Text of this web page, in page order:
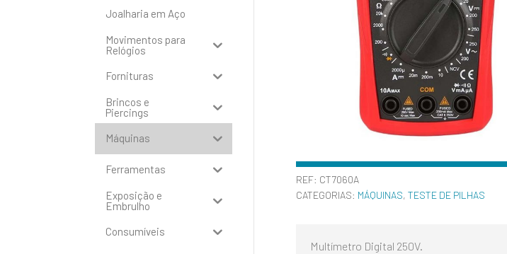
Joalharia em Aço
Movimentos para
Relógios
Fornituras
Brincos e
Piercings
Máquinas
Ferramentas
Exposição e
Embrulho
Consumíveis
REF: CT7060A
CATEGORIAS: MÁQUINAS, TESTE DE PILHAS
Multímetro Digital 250V.